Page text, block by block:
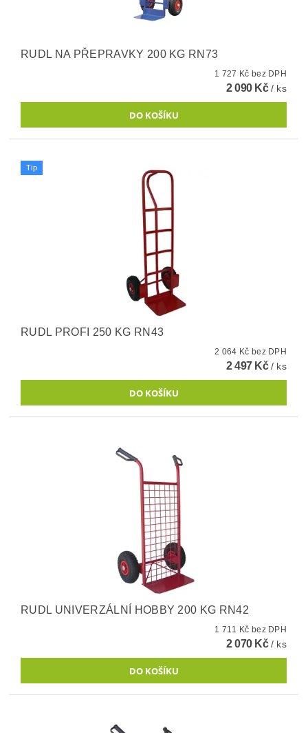
RUDL NA PŘEPRAVKY 200 KG RN73
1 727 Kč bez DPH
2 090 Kč/ ks
Tip
RUDL PROFI 250 KG RN43
2 064 Kč bez DPH
2 497 Kč/ ks
RUDL UNIVERZÁLNÍ HOBBY 200 KG RN42
1 711 Kč bez DPH
2 070 Kč/ ks